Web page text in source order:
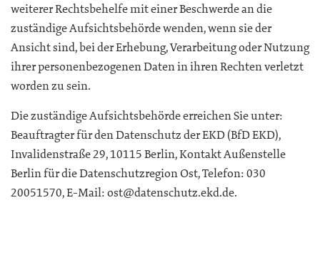
weiterer Rechtsbehelfe mit einer Beschwerde an die
zuständige Aufsichtsbehörde wenden, wenn sie der
Ansicht sind, bei der Erhebung, Verarbeitung oder Nutzung
ihrer personenbezogenen Daten in ihren Rechten verletzt
worden zu sein.
Die zuständige Aufsichtsbehörde erreichen Sie unter:
Beauftragter für den Datenschutz der EKD (BfD EKD),
Invalidenstraße 29, 10115 Berlin, Kontakt Außenstelle
Berlin für die Datenschutzregion Ost, Telefon: 030
20051570, E-Mail: ost@datenschutz.ekd.de.